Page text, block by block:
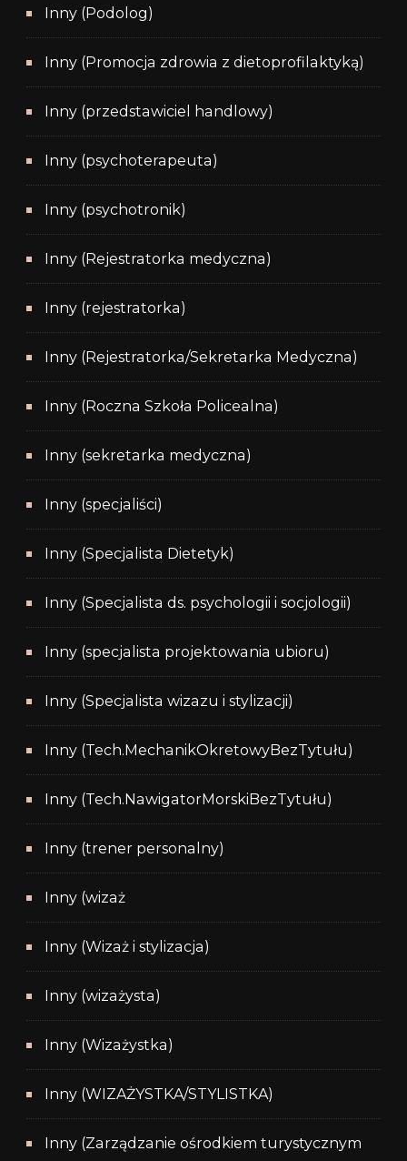
Inny (Podolog)
Inny (Promocja zdrowia z dietoprofilaktyką)
Inny (przedstawiciel handlowy)
Inny (psychoterapeuta)
Inny (psychotronik)
Inny (Rejestratorka medyczna)
Inny (rejestratorka)
Inny (Rejestratorka/Sekretarka Medyczna)
Inny (Roczna Szkoła Policealna)
Inny (sekretarka medyczna)
Inny (specjaliści)
Inny (Specjalista Dietetyk)
Inny (Specjalista ds. psychologii i socjologii)
Inny (specjalista projektowania ubioru)
Inny (Specjalista wizazu i stylizacji)
Inny (Tech.MechanikOkretowyBezTytułu)
Inny (Tech.NawigatorMorskiBezTytułu)
Inny (trener personalny)
Inny (wizaż
Inny (Wizaż i stylizacja)
Inny (wizażysta)
Inny (Wizażystka)
Inny (WIZAŻYSTKA/STYLISTKA)
Inny (Zarządzanie ośrodkiem turystycznym